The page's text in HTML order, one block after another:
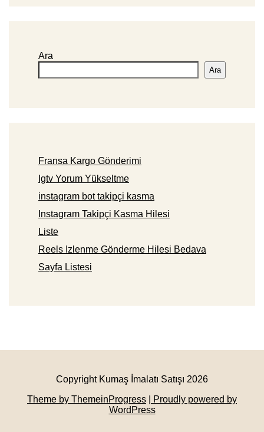
Ara
Ara
Fransa Kargo Gönderimi
Igtv Yorum Yükseltme
instagram bot takipçi kasma
Instagram Takipçi Kasma Hilesi
Liste
Reels Izlenme Gönderme Hilesi Bedava
Sayfa Listesi
Copyright Kumaş İmalatı Satışı 2026
Theme by ThemeinProgress
| Proudly powered by
WordPress